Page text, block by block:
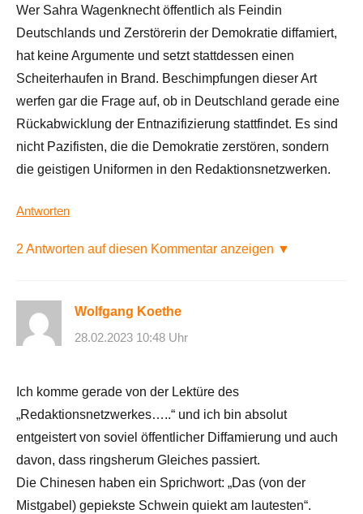
Wer Sahra Wagenknecht öffentlich als Feindin
Deutschlands und Zerstörerin der Demokratie diffamiert,
hat keine Argumente und setzt stattdessen einen
Scheiterhaufen in Brand. Beschimpfungen dieser Art
werfen gar die Frage auf, ob in Deutschland gerade eine
Rückabwicklung der Entnazifizierung stattfindet. Es sind
nicht Pazifisten, die die Demokratie zerstören, sondern
die geistigen Uniformen in den Redaktionsnetzwerken.
Antworten
2 Antworten auf diesen Kommentar anzeigen ▼
Wolfgang Koethe
28.02.2023 10:48 Uhr
Ich komme gerade von der Lektüre des
„Redaktionsnetzwerkes…..“ und ich bin absolut
entgeistert von soviel öffentlicher Diffamierung und auch
davon, dass ringsherum Gleiches passiert.
Die Chinesen haben ein Sprichwort: „Das (von der
Mistgabel) gepiekste Schwein quiekt am lautesten“.